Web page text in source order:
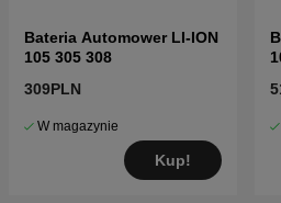
Bateria Automower LI-ION
105 305 308
309PLN
W magazynie
Kup!